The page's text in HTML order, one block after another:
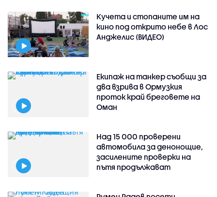
Кучета и стопаните им на
кино под открито небе в Лос
Анджелис (ВИДЕО)
Екипаж на танкер съобщи за
два взрива в Ормузкия
проток край бреговете на
Оман
Над 15 000 проверени
автомобила за денонощие,
засилените проверки на
пътя продължават